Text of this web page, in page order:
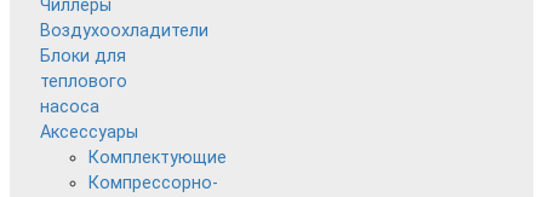
Чиллеры
Воздухоохладители
Блоки для
теплового
насоса
Аксессуары
Комплектующие
Компрессорно-